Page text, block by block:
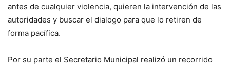
antes de cualquier violencia, quieren la intervención de las
autoridades y buscar el dialogo para que lo retiren de
forma pacífica.
Por su parte el Secretario Municipal realizó un recorrido